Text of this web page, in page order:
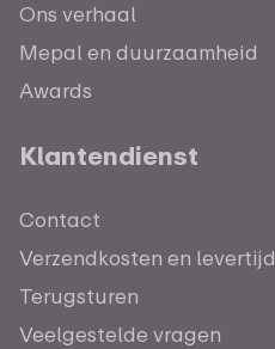
Ons verhaal
Mepal en duurzaamheid
Awards
Klantendienst
Contact
Verzendkosten en levertijd
Terugsturen
Veelgestelde vragen